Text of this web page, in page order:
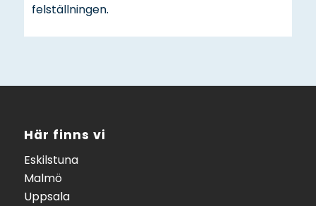
felställningen.
Här finns vi
Eskilstuna
Malmö
Uppsala